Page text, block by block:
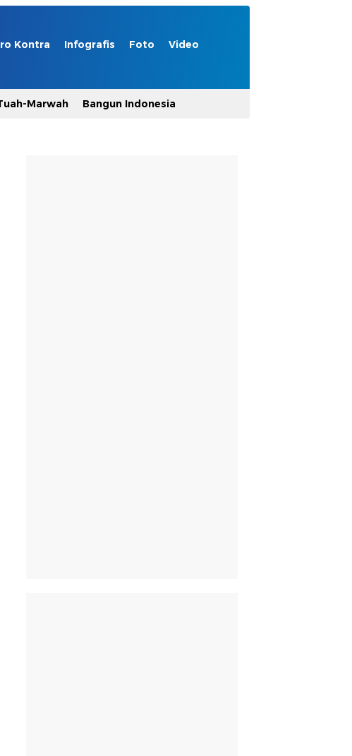
Kontra Infografis Foto Video
Marwah Bangun Indonesia